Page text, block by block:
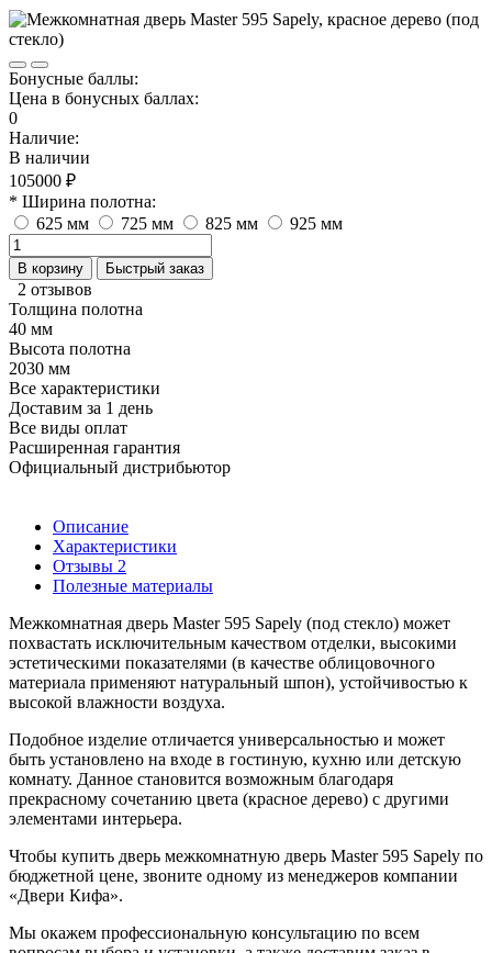
Бонусные баллы:
Цена в бонусных баллах:
0
Наличие:
В наличии
105000 ₽
* Ширина полотна:
625 мм
725 мм 825 мм 925 мм
В корзину Быстрый заказ
2 отзывов
Толщина полотна
40 мм
Высота полотна
2030 мм
Все характеристики
Доставим за 1 день
Все виды оплат
Расширенная гарантия
Официальный дистрибьютор
Описание
Характеристики
Отзывы 2
Полезные материалы
Межкомнатная дверь Master 595 Sapely (под стекло) может
похвастать исключительным качеством отделки, высокими
эстетическими показателями (в качестве облицовочного
материала применяют натуральный шпон), устойчивостью к
высокой влажности воздуха.
Подобное изделие отличается универсальностью и может
быть установлено на входе в гостиную, кухню или детскую
комнату. Данное становится возможным благодаря
прекрасному сочетанию цвета (красное дерево) с другими
элементами интерьера.
Чтобы купить дверь межкомнатную дверь Master 595 Sapely по
бюджетной цене, звоните одному из менеджеров компании
«Двери Кифа».
Мы окажем профессиональную консультацию по всем